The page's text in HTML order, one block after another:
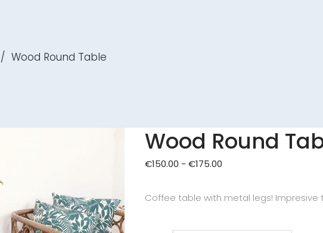
/ Wood Round Table
Wood Round
€150.00 - €175.00
€150.00
Coffee table with metal legs! Impresive